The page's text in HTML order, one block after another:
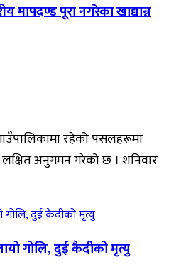
मापदण्ड पूरा नगरेका खाद्यान्न
रहेको पसलहरूमा
अनुगमन गरेको छ । शनिवार
गोलि, दुई कैदीको मृत्यु